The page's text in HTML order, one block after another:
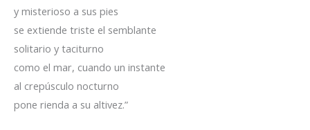
y misterioso a sus pies
se extiende triste el semblante
solitario y taciturno
como el mar, cuando un instante
al crepúsculo nocturno
pone rienda a su altivez.”